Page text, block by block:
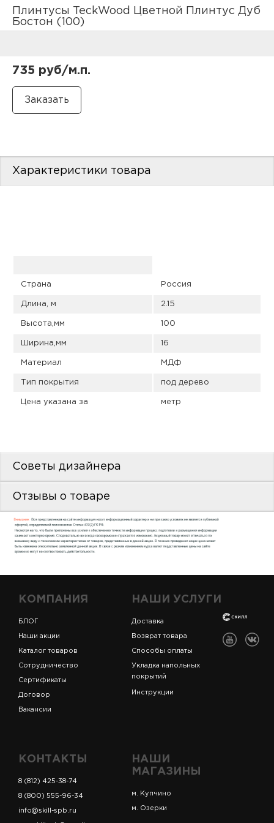
Плинтусы TeckWood Цветной Плинтус Дуб
Бостон (100)
735 руб/м.п.
Характеристики товара
Страна Россия
Длина, м 2.15
Высота,мм 100
Ширина,мм 16
Материал МДФ
Тип покрытия под дерево
Цена указана за метр
Советы дизайнера
Отзывы о товаре
КОМПАНИЯ
БЛОГ
Наши акции
Каталог товаров
Сотрудничество
Сертификаты
Договор
Вакансии
НАШИ УСЛУГИ
Доставка
Возврат товара
Способы оплаты
Укладка напольных
покрытий
Инструкции
КОНТАКТЫ
8 (812) 425-38-74
8 (800) 555-96-34
info@skill-spb.ru
НАШИ
МАГАЗИНЫ
м. Купчино
м. Озерки